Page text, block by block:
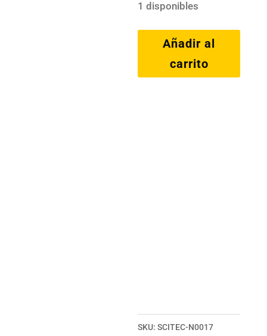
1 disponibles
Alfa
Añadir al
carrito
SKU:SCITEC-N0017